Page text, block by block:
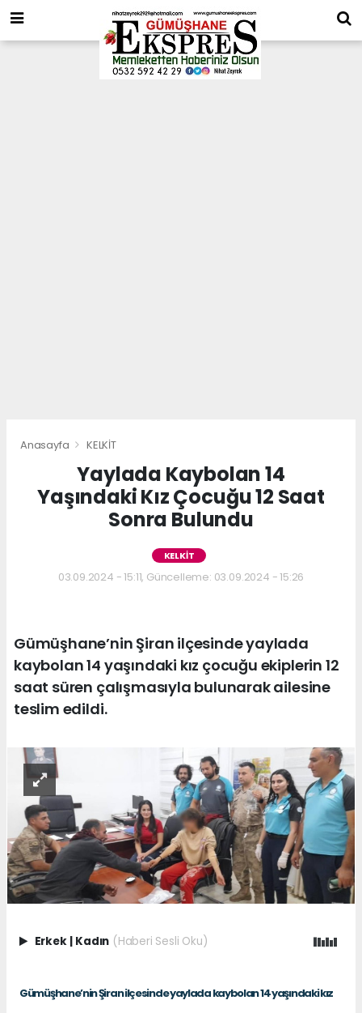
Anasayfa KELKİT
Yaylada Kaybolan 14
Yaşındaki Kız Çocuğu 12 Saat
Sonra Bulundu
KELKİT
03.09.2024 - 15:11, Güncelleme: 03.09.2024 - 15:26
Gümüşhane’nin Şiran ilçesinde yaylada
kaybolan 14 yaşındaki kız çocuğu ekiplerin 12
saat süren çalışmasıyla bulunarak ailesine
teslim edildi.
Erkek Kadın (Haberi Sesli Oku)
Gümüşhane’nin Şiran ilçesinde yaylada kaybolan 14 yaşındaki kız